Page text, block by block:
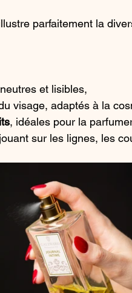
parfaitement la
et lisibles,
visage, adaptés à la
, idéales pour la
sur les lignes, les